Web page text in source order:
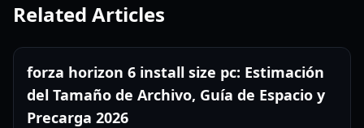
Related Articles
forza horizon 6 install size pc: Estimación
del Tamaño de Archivo, Guía de Espacio y
Precarga 2026